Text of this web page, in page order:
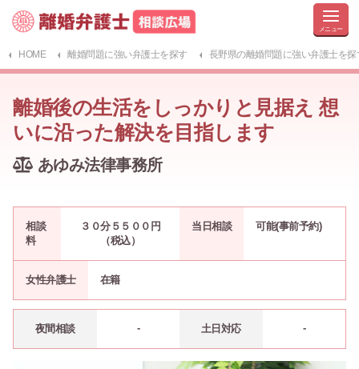
HOME 離婚問題に強い弁護士を探す 長野県の離婚問題に強い弁護士を探
離婚後の生活をしっかりと見据え 想
いに沿った解決を目指します
あゆみ法律事務所
相談
料
３０分５５００円
（税込）
当日相談 可能(事前予約)
女性弁護士 在籍
夜間相談 - 土日対応 -